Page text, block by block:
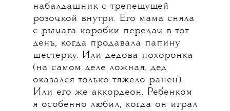
набалдашник с трепещущей
розочкой внутри. Его мама сняла
с рычага коробки передач в тот
день, когда продавала папину
шестерку. Или дедова похоронка
(на самом деле ложная, дед
оказался только тяжело ранен).
Или его же аккордеон. Ребенком
я особенно любил, когда он играл